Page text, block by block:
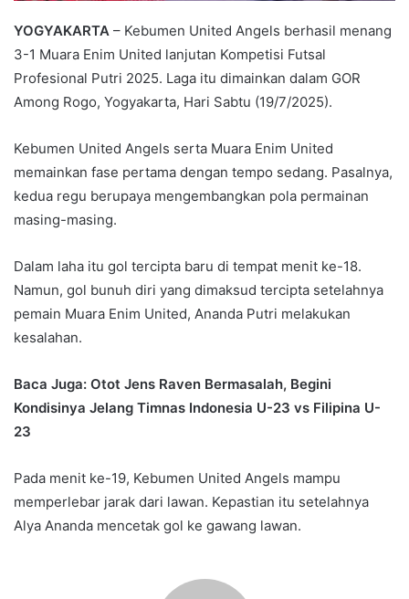
YOGYAKARTA – Kebumen United Angels berhasil menang
3-1 Muara Enim United lanjutan Kompetisi Futsal
Profesional Putri 2025. Laga itu dimainkan dalam GOR
Among Rogo, Yogyakarta, Hari Sabtu (19/7/2025).
Kebumen United Angels serta Muara Enim United
memainkan fase pertama dengan tempo sedang. Pasalnya,
kedua regu berupaya mengembangkan pola permainan
masing-masing.
Dalam laha itu gol tercipta baru di tempat menit ke-18.
Namun, gol bunuh diri yang dimaksud tercipta setelahnya
pemain Muara Enim United, Ananda Putri melakukan
kesalahan.
Baca Juga: Otot Jens Raven Bermasalah, Begini
Kondisinya Jelang Timnas Indonesia U-23 vs Filipina U-
23
Pada menit ke-19, Kebumen United Angels mampu
memperlebar jarak dari lawan. Kepastian itu setelahnya
Alya Ananda mencetak gol ke gawang lawan.